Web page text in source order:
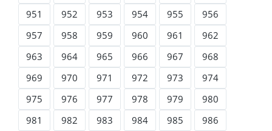
951
952 953 954 955
956
957
958 959 960 961
962
963
964 965 966 967
968
969
970 971 972 973
974
975
976 977 978 979
980
981
982 983 984 985
986